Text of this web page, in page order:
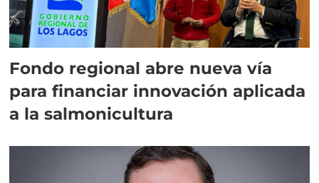
Fondo regional abre nueva vía
para financiar innovación aplicada
a la salmonicultura